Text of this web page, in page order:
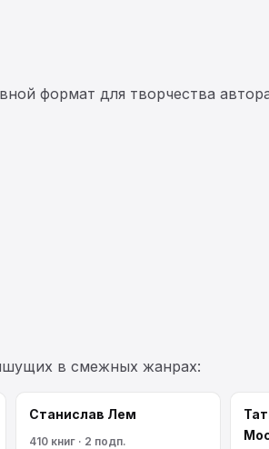
формат для творчества
в смежных жанрах:
Станислав Лем
410 книг · 2 подп.